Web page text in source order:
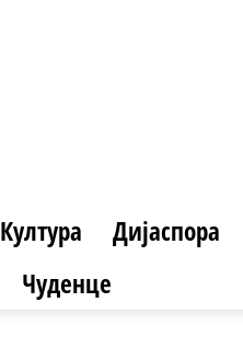
Култура Дијаспора
Чуденце